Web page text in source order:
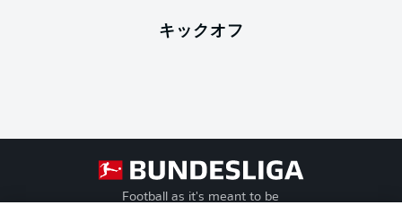
キックオフ
Football as it's meant to be